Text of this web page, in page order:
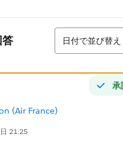
並び替え
日付で並び替え
承
(Air France)
21:25